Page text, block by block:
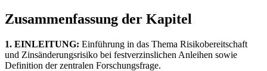
Zusammenfassung der Kapitel
1. EINLEITUNG: Einführung in das Thema Risikobereitschaft
und Zinsänderungsrisiko bei festverzinslichen Anleihen sowie
Definition der zentralen Forschungsfrage.